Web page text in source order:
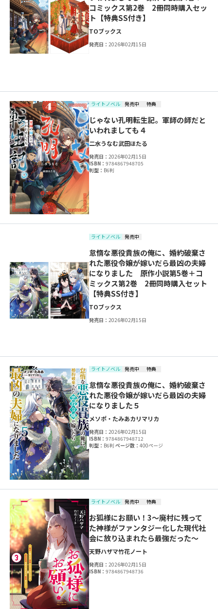
コミックス第2巻 2冊同時購入セッ
ト【特典SS付き】
TOブックス
発売日：2026年02月15日
ライトノベル 発売中 特典
じゃない孔明転生記。軍師の師だと
いわれましても４
二水うなむ武田ほたる
発売日：2026年02月15日
ISBN：9784867948705
判型： B6判
ライトノベル 発売中
怠惰な悪役貴族の俺に、婚約破棄さ
れた悪役令嬢が嫁いだら最凶の夫婦
になりました 原作小説第5巻＋コ
ミックス第2巻 2冊同時購入セット
【特典SS付き】
TOブックス
発売日：2026年02月15日
ライトノベル 発売中 特典
怠惰な悪役貴族の俺に、婚約破棄さ
れた悪役令嬢が嫁いだら最凶の夫婦
になりました５
メソポ・たみあカリマリカ
発売日：2026年02月15日
ISBN：9784867948712
判型： B6判ページ数：400ページ
ライトノベル 発売中 特典
お狐様にお願い！3～廃村に残って
た神様がファンタジー化した現代社
会に放り込まれたら最強だった～
天野ハザマ竹花ノート
発売日：2026年02月15日
ISBN：9784867948736